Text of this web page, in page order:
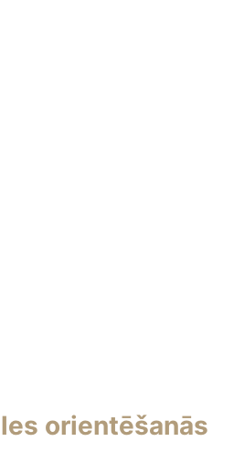
orientēšanās